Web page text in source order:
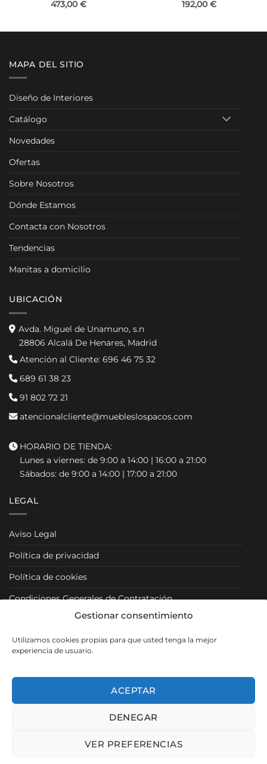
Gestionar consentimiento
Utilizamos cookies propias para que usted tenga la mejor
experiencia de usuario.
ACEPTAR
DENEGAR
VER PREFERENCIAS
473,00€
192,00€
€
MAPA DEL SITIO
Diseño de Interiores
Catálogo
Novedades
Ofertas
Sobre Nosotros
Dónde Estamos
Contacta con Nosotros
Tendencias
Manitas a domicilio
UBICACIÓN
Avda. Miguel de Unamuno, s.n
28806 Alcalá De Henares, Madrid
Atención al Cliente: 696 46 75 32
689 61 38 23
91 802 72 21
atencionalcliente@muebleslospacos.com
HORARIO DE TIENDA:
Lunes a viernes: de 9:00 a 14:00 | 16:00 a 21:00
Sábados: de 9:00 a 14:00 | 17:00 a 21:00
LEGAL
Aviso Legal
Política de privacidad
Política de cookies
Condiciones Generales de Contratación
Condiciones Particulares
Política de Venta y Cancelación/Devolución
Visa PayPal MasterCard